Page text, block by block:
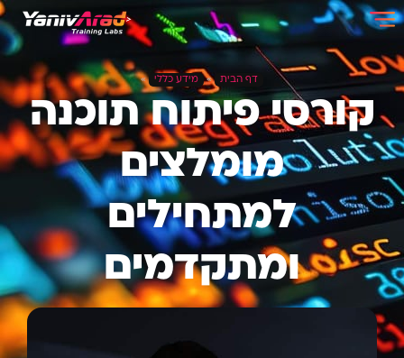
דף הבית » מידע כללי »
קורסי פיתוח תוכנה
מומלצים
למתחילים
ומתקדמים